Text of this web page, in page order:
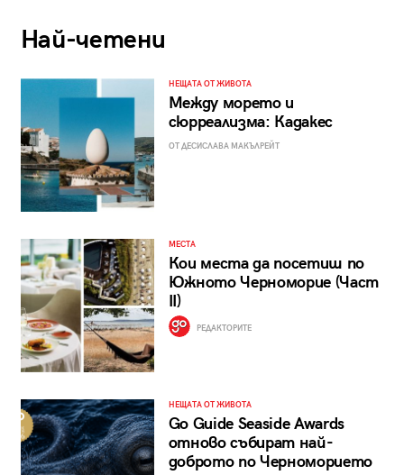
Най-четени
НЕЩАТА ОТ ЖИВОТА
Между морето и
сюрреализма: Кадакес
ОТ ДЕСИСЛАВА МАКЪЛРЕЙТ
МЕСТА
Кои места да посетиш по
Южното Черноморие (Част
II)
РЕДАКТОРИТЕ
НЕЩАТА ОТ ЖИВОТА
Go Guide Seaside Awards
отново събират най-
доброто по Черноморието